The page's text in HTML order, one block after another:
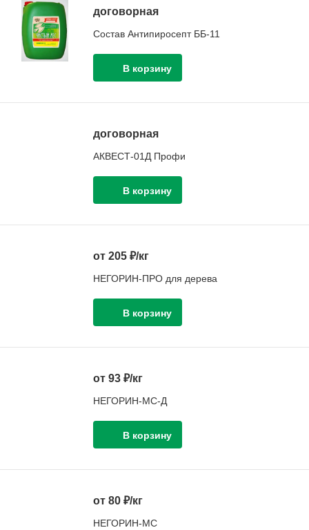
договорная
Состав Антипиросепт ББ-11
договорная
АКВЕСТ-01Д Профи
от 205 ₽/кг
НЕГОРИН-ПРО для дерева
от 93 ₽/кг
НЕГОРИН-МС-Д
от 80 ₽/кг
НЕГОРИН-МС